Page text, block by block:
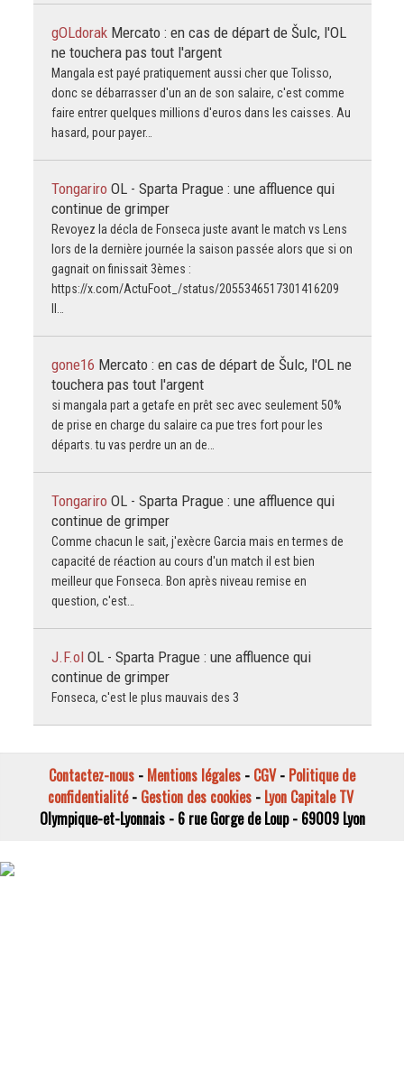
gOLdorak Mercato : en cas de départ de Šulc, l'OL
ne touchera pas tout l'argent
Mangala est payé pratiquement aussi cher que Tolisso,
donc se débarrasser d'un an de son salaire, c'est comme
faire entrer quelques millions d'euros dans les caisses. Au
hasard, pour payer…
Tongariro OL - Sparta Prague : une affluence qui
continue de grimper
Revoyez la décla de Fonseca juste avant le match vs Lens
lors de la dernière journée la saison passée alors que si on
gagnait on finissait 3èmes :
https://x.com/ActuFoot_/status/2055346517301416209
Il…
gone16 Mercato : en cas de départ de Šulc, l'OL ne
touchera pas tout l'argent
si mangala part a getafe en prêt sec avec seulement 50%
de prise en charge du salaire ca pue tres fort pour les
départs. tu vas perdre un an de…
Tongariro OL - Sparta Prague : une affluence qui
continue de grimper
Comme chacun le sait, j'exècre Garcia mais en termes de
capacité de réaction au cours d'un match il est bien
meilleur que Fonseca. Bon après niveau remise en
question, c'est…
J.F.ol OL - Sparta Prague : une affluence qui
continue de grimper
Fonseca, c'est le plus mauvais des 3
Contactez-nous - Mentions légales - CGV- Politique de
confidentialité- Gestion des cookies- Lyon Capitale TV
Olympique-et-Lyonnais - 6 rue Gorge de Loup - 69009 Lyon